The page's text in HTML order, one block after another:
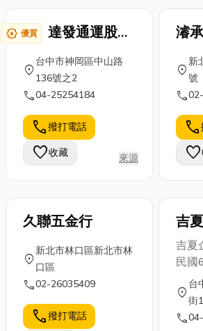
award_star 優質
達發通運股份
有限公司
location_on
台中市神岡區中山路
136號之2
call04-25254184
call撥打電話
favorite收藏 來源
濬
location_on
新
號
call
call
favorite
久聯五金行
location_on
新北市林口區新北市林
口區
call02-26035409
call撥打電話
吉
吉夏
民國
企
品,
今。 本公司將秉持以
location_on
台
街
call